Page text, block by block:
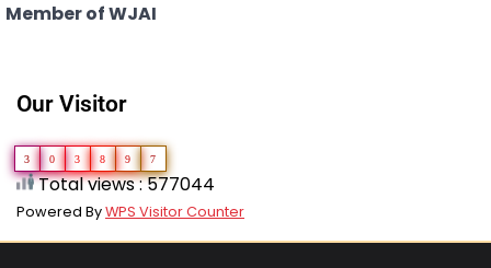
Member of WJAI
Our Visitor
3 0 3 8 9 7
Total views : 577044
Powered ByWPS Visitor Counter